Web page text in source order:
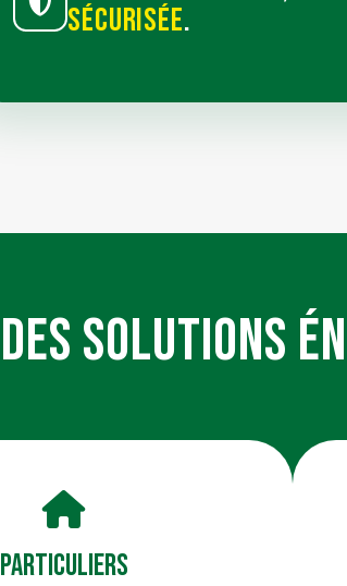
sécurisée.
DES SOLUTIONS
Particuliers